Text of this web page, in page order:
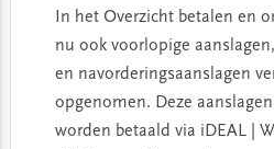
In het Overzicht betalen en
nu ook voorlopige
en navorderingsaanslagen
opgenomen. Deze
worden betaald via iDEAL |